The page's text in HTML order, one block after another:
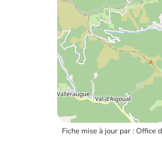
Fiche mise à jour par : Office